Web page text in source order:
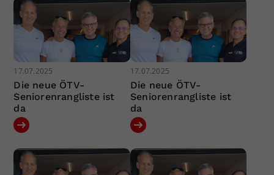
17.07.2025
Die neue ÖTV-
Seniorenrangliste ist
da
17.07.2025
Die neue ÖTV-
Seniorenrangliste ist
da